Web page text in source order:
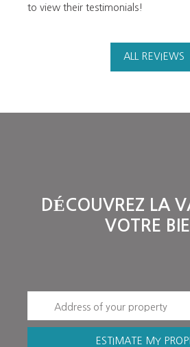
to view their testimonials!
ALL REVIEWS
DÉCOUVREZ LA
VOTRE
Address of your property
ESTIMATE MY